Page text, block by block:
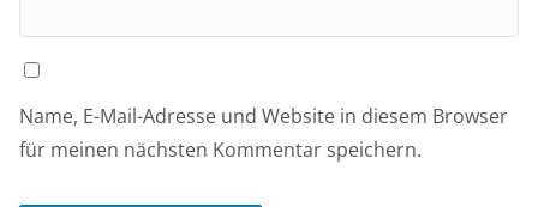
Name, E-Mail-Adresse und Website in diesem Browser
für meinen nächsten Kommentar speichern.